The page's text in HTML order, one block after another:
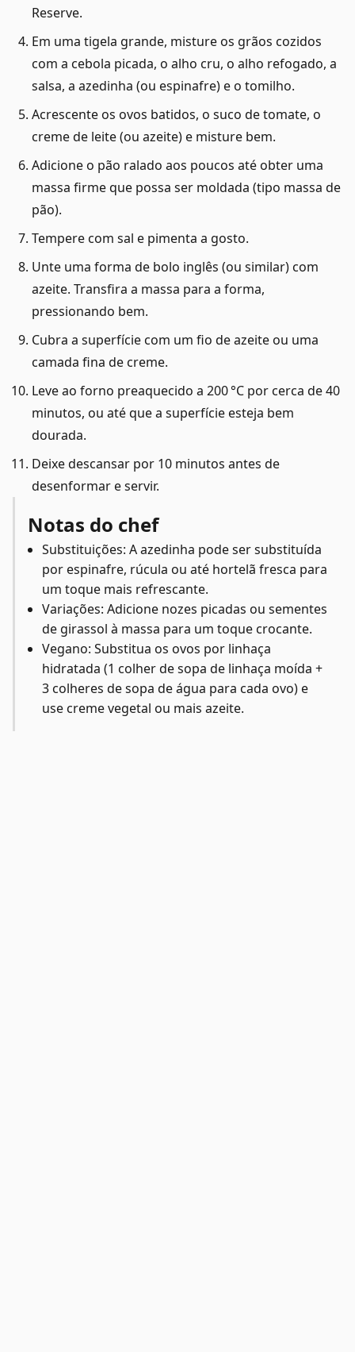
Reserve.
Em uma tigela grande, misture os grãos cozidos
com a cebola picada, o alho cru, o alho refogado, a
salsa, a azedinha (ou espinafre) e o tomilho.
Acrescente os ovos batidos, o suco de tomate, o
creme de leite (ou azeite) e misture bem.
Adicione o pão ralado aos poucos até obter uma
massa firme que possa ser moldada (tipo massa de
pão).
Tempere com sal e pimenta a gosto.
Unte uma forma de bolo inglês (ou similar) com
azeite. Transfira a massa para a forma,
pressionando bem.
Cubra a superfície com um fio de azeite ou uma
camada fina de creme.
Leve ao forno preaquecido a 200 °C por cerca de 40
minutos, ou até que a superfície esteja bem
dourada.
Deixe descansar por 10 minutos antes de
desenformar e servir.
Notas do chef
Substituições: A azedinha pode ser substituída
por espinafre, rúcula ou até hortelã fresca para
um toque mais refrescante.
Variações: Adicione nozes picadas ou sementes
de girassol à massa para um toque crocante.
Vegano: Substitua os ovos por linhaça
hidratada (1 colher de sopa de linhaça moída +
3 colheres de sopa de água para cada ovo) e
use creme vegetal ou mais azeite.